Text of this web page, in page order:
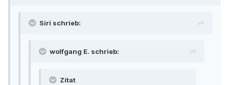
Siri schrieb:
wolfgang E. schrieb:
Zitat